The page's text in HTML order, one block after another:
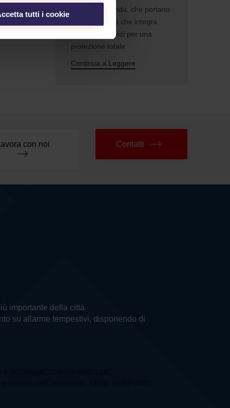
tutti i cookie
privato o azienda, che portano
ad un progetto che integra
impianti e servizi per una
protezione totale.
Continua a Leggere
Lavora con noi Contatti
importante della città.
su allarme tempestivi, disponendo di